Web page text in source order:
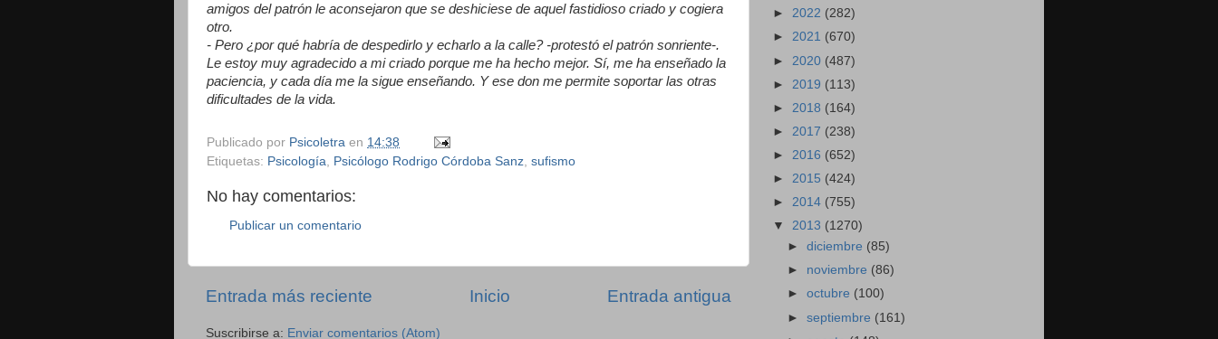
amigos del patrón le aconsejaron que se deshiciese de aquel fastidioso criado y cogiera
otro.
- Pero ¿por qué habría de despedirlo y echarlo a la calle? -protestó el patrón sonriente-.
Le estoy muy agradecido a mi criado porque me ha hecho mejor. Sí, me ha enseñado la
paciencia, y cada día me la sigue enseñando. Y ese don me permite soportar las otras
dificultades de la vida.
Publicado por Psicoletra en 14:38
Etiquetas: Psicología Psicólogo Rodrigo Córdoba Sanz sufismo
No hay comentarios:
Publicar un comentario
Entrada más reciente Entrada antigua
Inicio
Suscribirse a: Enviar comentarios (Atom)
► 2022 (282)
► 2021 (670)
► 2020 (487)
► 2019 (113)
► 2018 (164)
► 2017 (238)
► 2016 (652)
► 2015 (424)
► 2014 (755)
▼ 2013 (1270)
►diciembre (85)
► noviembre (86)
►octubre (100)
►septiembre (161)